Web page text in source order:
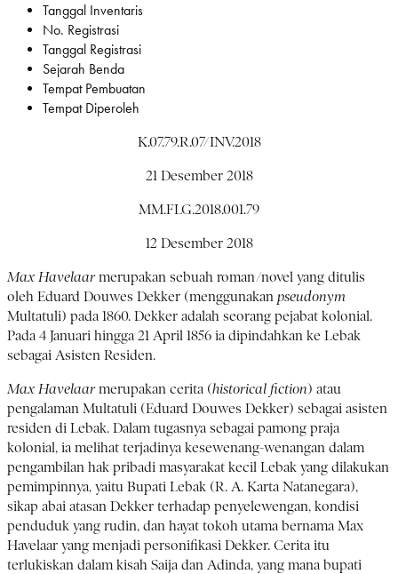
Tanggal Inventaris
No. Registrasi
Tanggal Registrasi
Sejarah Benda
Tempat Pembuatan
Tempat Diperoleh
K.07.79.R.07/INV.2018
21 Desember 2018
MM.FLG.2018.001.79
12 Desember 2018
Max Havelaarmerupakan sebuah roman/novel yang ditulis
oleh Eduard Douwes Dekker (menggunakan pseudonym
Multatuli) pada 1860. Dekker adalah seorang pejabat kolonial.
Pada 4 Januari hingga 21 April 1856 ia dipindahkan ke Lebak
sebagai Asisten Residen.
Max Havelaarmerupakan cerita (historical fiction) atau
pengalaman Multatuli (Eduard Douwes Dekker) sebagai asisten
residen di Lebak. Dalam tugasnya sebagai pamong praja
kolonial, ia melihat terjadinya kesewenang-wenangan dalam
pengambilan hak pribadi masyarakat kecil Lebak yang dilakukan
pemimpinnya, yaitu Bupati Lebak (R. A. Karta Natanegara),
sikap abai atasan Dekker terhadap penyelewengan, kondisi
penduduk yang rudin, dan hayat tokoh utama bernama Max
Havelaar yang menjadi personifikasi Dekker. Cerita itu
terlukiskan dalam kisah Saija dan Adinda, yang mana bupati